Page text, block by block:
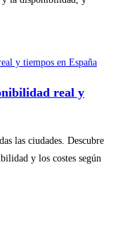
real y
las ciudades. Descubre
y los costes según